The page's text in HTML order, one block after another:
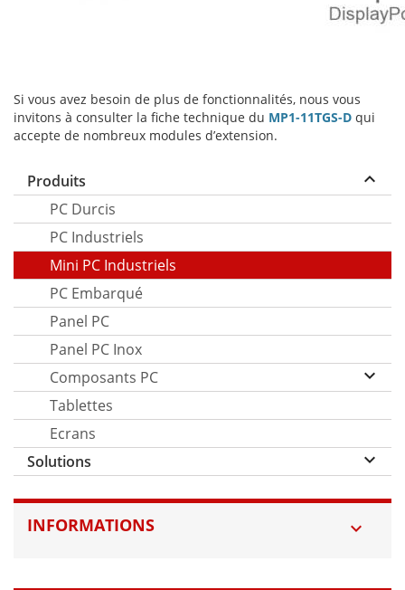
Produits keyboard_arrow_up
PC Durcis
PC Industriels
Mini PC Industriels
PC Embarqué
Panel PC
Panel PC Inox
Composants PC
keyboard_arrow_down
Tablettes
Ecrans
Solutions
keyboard_arrow_down
INFORMATIONS 
Si vous avez besoin de plus de fonctionnalités, nous vous
invitons à consulter la fiche technique du MP1-11TGS-D qui
accepte de nombreux modules d’extension.